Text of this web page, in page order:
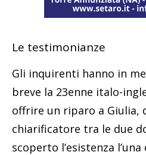
Le testimonianze
Gli inquirenti hanno in
breve la 23enne italo-
offrire un riparo a Giulia,
chiarificatore tra le due
scoperto l’esistenza